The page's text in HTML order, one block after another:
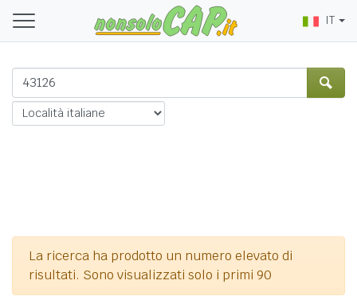
IT
La ricerca ha prodotto un numero elevato di
risultati. Sono visualizzati solo i primi 90